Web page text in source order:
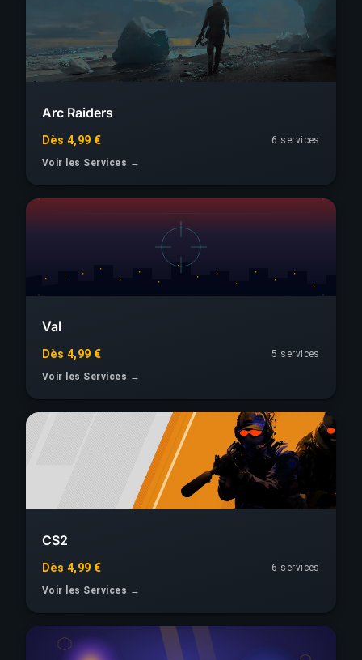
Arc Raiders
Dès 4,99 €
6 services
Voir les Services →
Val
Dès 4,99 €
5 services
Voir les Services →
CS2
Dès 4,99 €
6 services
Voir les Services →